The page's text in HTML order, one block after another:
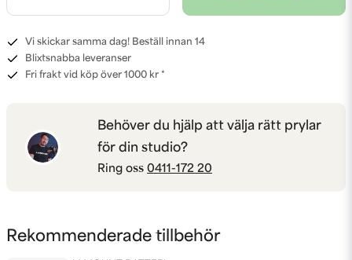
Vi skickar samma dag! Beställ innan 14
Blixtsnabba leveranser
Fri frakt vid köp över 1000 kr *
Behöver du hjälp att välja rätt prylar
för din studio?
Ring oss 0411-172 20
Rekommenderade tillbehör